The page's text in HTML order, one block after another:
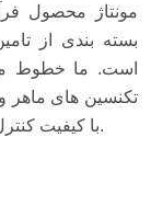
مونتاژ محصول
بسته بندی از
است. ما خطوط
تکنسین های ماهر
با کیفیت کنترل شده محصولات شما اطمینان حاصل می کنند.